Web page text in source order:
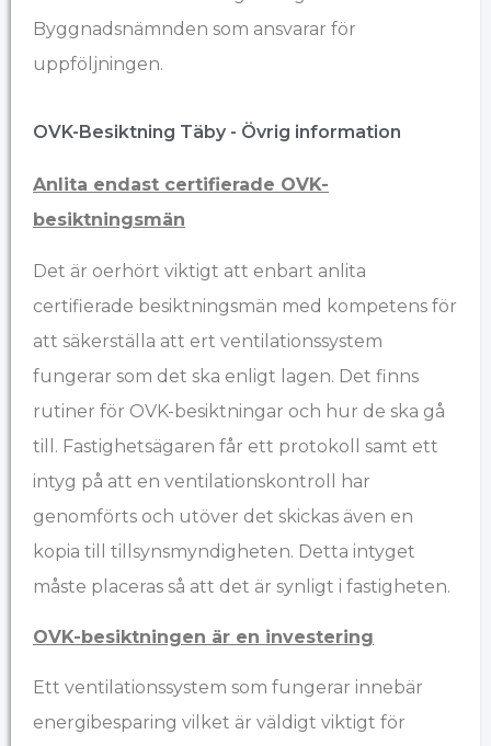
Byggnadsnämnden som ansvarar för
uppföljningen.
OVK-Besiktning Täby - Övrig information​
Anlita endast certifierade OVK-
besiktningsmän
Det är oerhört viktigt att enbart anlita
certifierade besiktningsmän med kompetens för
att säkerställa att ert ventilationssystem
fungerar som det ska enligt lagen. Det finns
rutiner för OVK-besiktningar och hur de ska gå
till. Fastighetsägaren får ett protokoll samt ett
intyg på att en ventilationskontroll har
genomförts och utöver det skickas även en
kopia till tillsynsmyndigheten. Detta intyget
måste placeras så att det är synligt i fastigheten.
OVK-besiktningen är en investering
Ett ventilationssystem som fungerar innebär
energibesparing vilket är väldigt viktigt för